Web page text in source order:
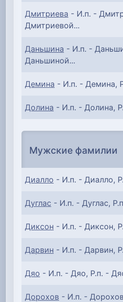
Дмитриева - И.п. -
Дмитриевой...
Даньшина - И.п. -
Даньшиной...
Демина - И.п. - Демина,
Долина - И.п. - Долина,
Мужские фамилии
Диалло - И.п. - Диалло,
Дуглас - И.п. - Дуглас,
Диксон - И.п. - Диксон,
Дарвин - И.п. - Дарвин,
Дяо - И.п. - Дяо, Р.п. -
Дорохов - И.п. -